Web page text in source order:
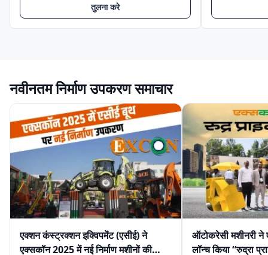
तुलना करे
नवीनतम निर्माण उपकरण समाचार
एक्शन कंस्ट्रक्शन इक्विपमेंट (एसीई) ने
एक्सकॉन 2025 में नई निर्माण मशीनों की
ऑटोकरेसी मशीनरी
लॉन्च किया “रुद्रा